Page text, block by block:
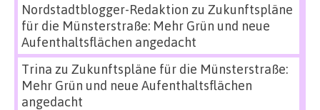
Nordstadtblogger-Redaktion zu Zukunftspläne
für die Münsterstraße: Mehr Grün und neue
Aufenthaltsflächen angedacht
Trina zu Zukunftspläne für die Münsterstraße:
Mehr Grün und neue Aufenthaltsflächen
angedacht